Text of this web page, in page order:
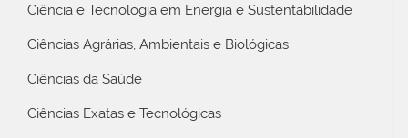
Ciência e Tecnologia em Energia e Sustentabilidade
Ciências Agrárias, Ambientais e Biológicas
Ciências da Saúde
Ciências Exatas e Tecnológicas